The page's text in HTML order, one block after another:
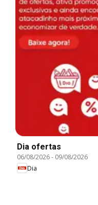
Dia ofertas
06/08/2026- 09/08/2026
Dia